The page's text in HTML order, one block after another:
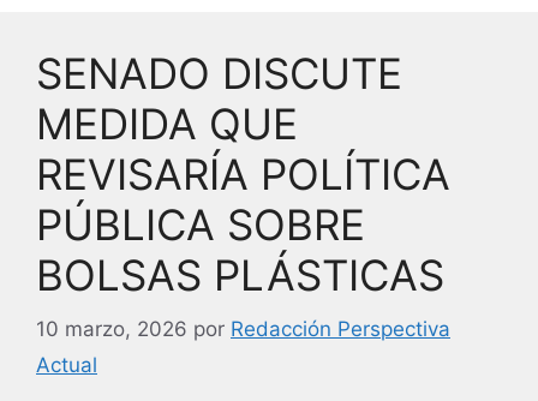
o
k
SENADO DISCUTE
MEDIDA QUE
REVISARÍA POLÍTICA
PÚBLICA SOBRE
BOLSAS PLÁSTICAS
10 marzo, 2026 por Redacción Perspectiva
Actual